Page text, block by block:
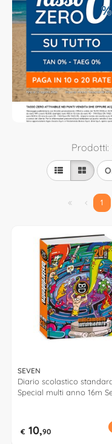
Prodotti:
  1
SEVEN
Diario scolastico
Special multi anno 16m
€ 10,90